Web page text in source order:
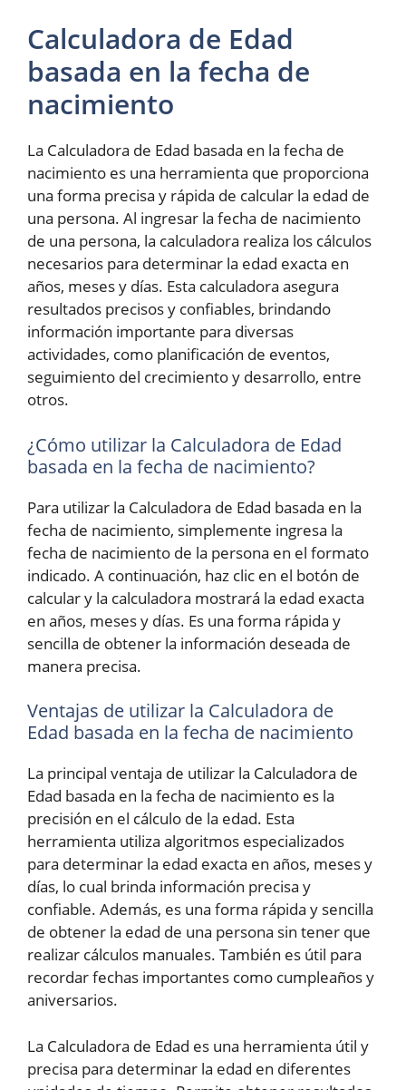
Calculadora de Edad
basada en la fecha de
nacimiento
La Calculadora de Edad basada en la fecha de
nacimiento es una herramienta que proporciona
una forma precisa y rápida de calcular la edad de
una persona. Al ingresar la fecha de nacimiento
de una persona, la calculadora realiza los cálculos
necesarios para determinar la edad exacta en
años, meses y días. Esta calculadora asegura
resultados precisos y confiables, brindando
información importante para diversas
actividades, como planificación de eventos,
seguimiento del crecimiento y desarrollo, entre
otros.
¿Cómo utilizar la Calculadora de Edad
basada en la fecha de nacimiento?
Para utilizar la Calculadora de Edad basada en la
fecha de nacimiento, simplemente ingresa la
fecha de nacimiento de la persona en el formato
indicado. A continuación, haz clic en el botón de
calcular y la calculadora mostrará la edad exacta
en años, meses y días. Es una forma rápida y
sencilla de obtener la información deseada de
manera precisa.
Ventajas de utilizar la Calculadora de
Edad basada en la fecha de nacimiento
La principal ventaja de utilizar la Calculadora de
Edad basada en la fecha de nacimiento es la
precisión en el cálculo de la edad. Esta
herramienta utiliza algoritmos especializados
para determinar la edad exacta en años, meses y
días, lo cual brinda información precisa y
confiable. Además, es una forma rápida y sencilla
de obtener la edad de una persona sin tener que
realizar cálculos manuales. También es útil para
recordar fechas importantes como cumpleaños y
aniversarios.
La Calculadora de Edad es una herramienta útil y
precisa para determinar la edad en diferentes